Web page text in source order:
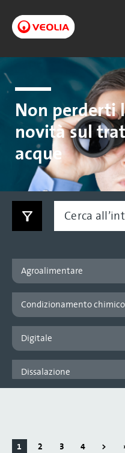
Non perderti
novità sul
acque
Agroalimentare
Condizionamento
Digitale
Dissalazione
Generico
1 2 3 4 >